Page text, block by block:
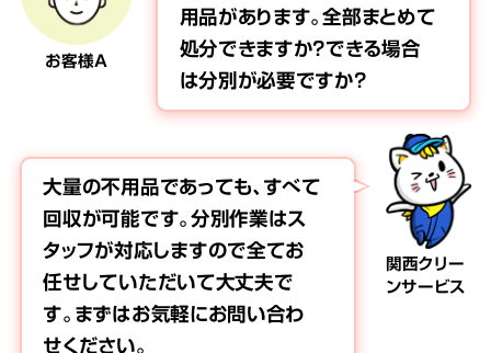
お客様A
用品があります。全部まとめて
処分できますか？できる場合
は分別が必要ですか？
関西クリー
ンサービス
大量の不用品であっても、すべて
回収が可能です。分別作業はス
タッフが対応しますので全てお
任せしていただいて大丈夫で
す。まずはお気軽にお問い合わ
せください。